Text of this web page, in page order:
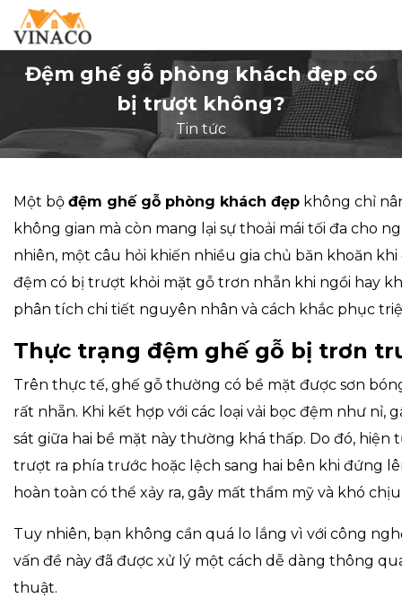
Đệm ghế gỗ phòng khách đẹp có
bị trượt không?
Tin tức
Một bộ đệm ghế gỗ phòng khách đẹp không chỉ
không gian mà còn mang lại sự thoải mái tối đa cho
nhiên, một câu hỏi khiến nhiều gia chủ băn khoăn khi
đệm có bị trượt khỏi mặt gỗ trơn nhẵn khi ngồi hay
phân tích chi tiết nguyên nhân và cách khắc phục
Thực trạng đệm ghế gỗ bị trơn
Trên thực tế, ghế gỗ thường có bề mặt được sơn
rất nhẵn. Khi kết hợp với các loại vải bọc đệm như nỉ,
sát giữa hai bề mặt này thường khá thấp. Do đó, hiện
trượt ra phía trước hoặc lệch sang hai bên khi đứng
hoàn toàn có thể xảy ra, gây mất thẩm mỹ và khó
Tuy nhiên, bạn không cần quá lo lắng vì với công
vấn đề này đã được xử lý một cách dễ dàng thông
thuật.